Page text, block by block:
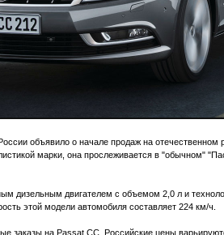
объявило о начале продаж на отечественном
марки, она прослеживается в "обычном"
дизельным двигателем с объемом 2,0 л и
этой модели автомобиля составляет 224 км/ч.
заказы на Passat CC. Российские цены